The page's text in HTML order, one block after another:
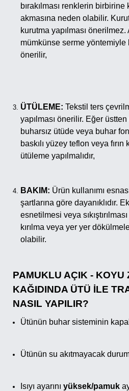
bırakılması renklerin birbirine
akmasına neden olabilir.
kurutma yapılması
mümkünse serme yöntemiyle
önerilir,
ÜTÜLEME: Tekstil ters
yapılması önerilir. Eğer
buharsız ütüde veya buhar
baskılı yüzey teflon veya fırın
ütüleme yapılmalıdır,
BAKIM: Ürün kullanımı
şartlarına göre dayanıklıdır.
esnetilmesi veya
kırılma veya yer yer
olabilir.
PAMUKLU AÇIK - KOYU
KAĞIDINDA ÜTÜ İLE
NASIL YAPILIR?
Ütünün buhar sisteminin
Ütünün su akıtmayacak
Isıyı ayarını yüksek/pamuk